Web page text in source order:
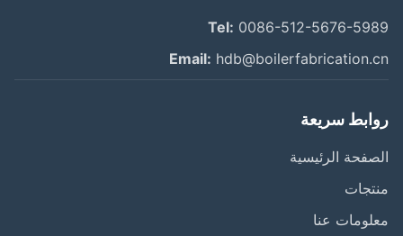
Tel:0086-512-5676-
Email:
سريعة
الرئيسية
عنا